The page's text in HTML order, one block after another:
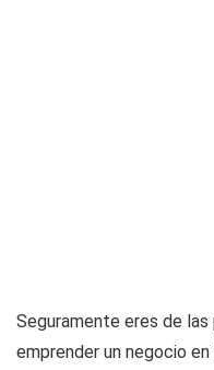
Seguramente eres de las
emprender un negocio